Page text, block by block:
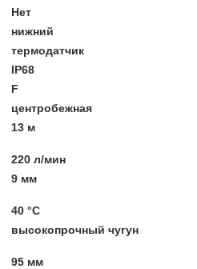
Нет
нижний
термодатчик
IP68
F
центробежная
13 м
220 л/мин
9 мм
40 °C
высокопрочный чугун
95 мм